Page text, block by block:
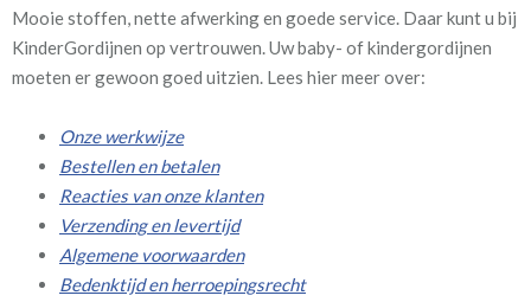
Mooie stoffen, nette afwerking en goede service. Daar kunt u bij
KinderGordijnen op vertrouwen. Uw baby- of kindergordijnen
moeten er gewoon goed uitzien. Lees hier meer over:
Onze werkwijze
Bestellen en betalen
Reacties van onze klanten
Verzending en levertijd
Algemene voorwaarden
Bedenktijd en herroepingsrecht